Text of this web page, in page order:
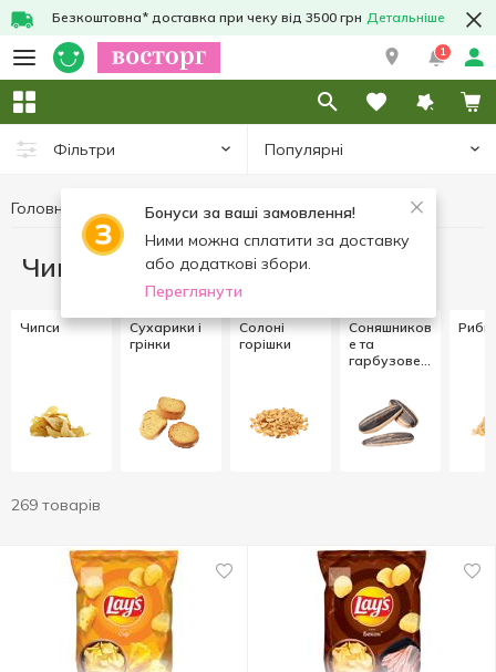
Безкоштовна* доставка при чеку від 3500 грн Детальніше
1
Фільтри Популярні
Бонуси за ваші замовлення!
Ними можна сплатити за доставку
або додаткові збори.
Переглянути
Головна Чипси та снеки
Чипси та снеки
Чипси
Cухарики і
грінки
Солоні
горішки
Соняшников
е та
гарбузове
269 товарів